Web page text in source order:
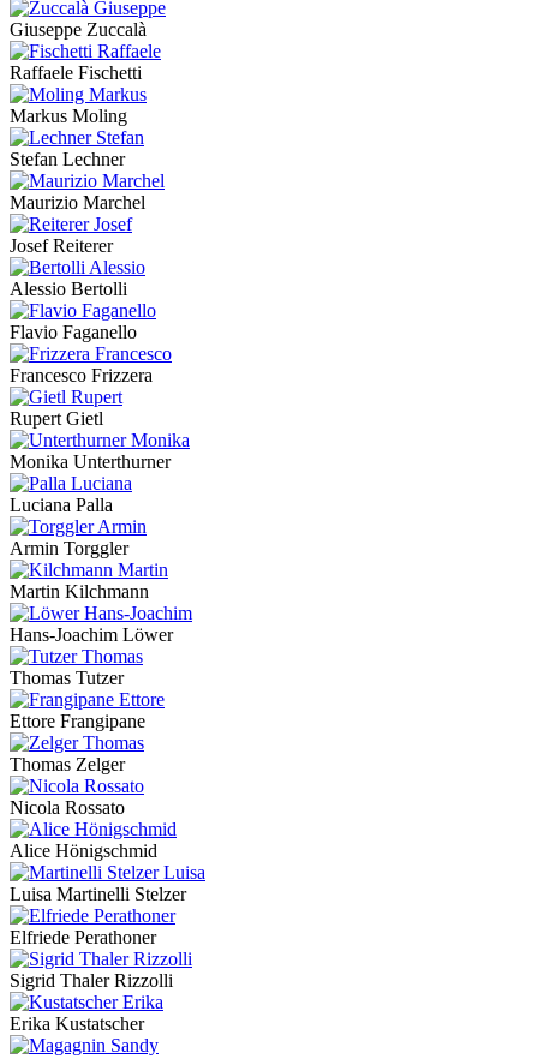
Giuseppe Zuccalà
Raffaele Fischetti
Markus Moling
Stefan Lechner
Maurizio Marchel
Josef Reiterer
Alessio Bertolli
Flavio Faganello
Francesco Frizzera
Rupert Gietl
Monika Unterthurner
Luciana Palla
Armin Torggler
Martin Kilchmann
Hans-Joachim Löwer
Thomas Tutzer
Ettore Frangipane
Thomas Zelger
Nicola Rossato
Alice Hönigschmid
Luisa Martinelli Stelzer
Elfriede Perathoner
Sigrid Thaler Rizzolli
Erika Kustatscher